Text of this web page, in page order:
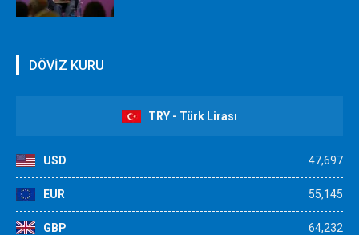
DÖVİZ KURU
TRY - Türk Lirası
USD 47,697
EUR 55,145
GBP 64,232